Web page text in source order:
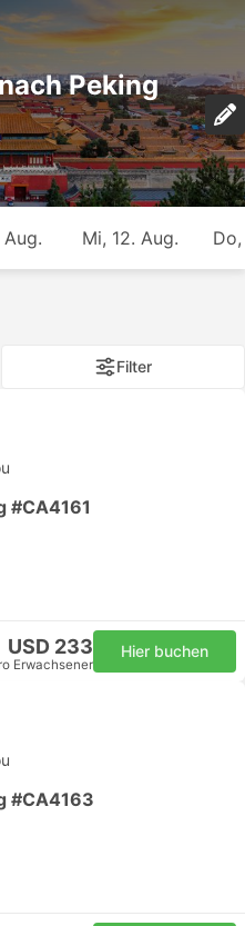
Peking
Aug. Mi, 12. Aug.
Filter
#CA4161
USD 233
Erwachsener
Hier buchen
#CA4163